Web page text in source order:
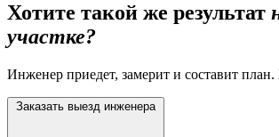
Хотите такой же результат
участке?
Инженер приедет, замерит и составит план.
Заказать выезд инженера